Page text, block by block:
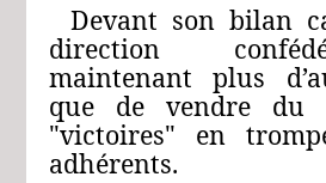
Devant son bilan
direction
maintenant plus
que de vendre du
"victoires" en
adhérents.